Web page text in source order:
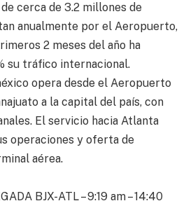
cerca de 3.2 millones de
anualmente por el Aeropuerto,
2 meses del año ha
su tráfico internacional.
opera desde el Aeropuerto
a la capital del país, con
El servicio hacia Atlanta
operaciones y oferta de
aérea.
BJX-ATL – 9:19 am – 14:40